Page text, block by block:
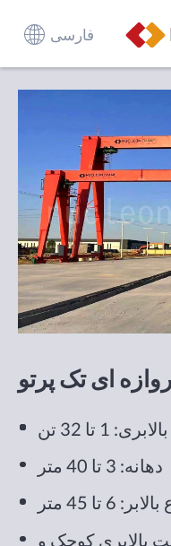
فارسی
ای تک پرتو
1 تا 32 تن
دهانه: 3 تا 40 متر
6 تا 45 متر
بالابری کوچک و